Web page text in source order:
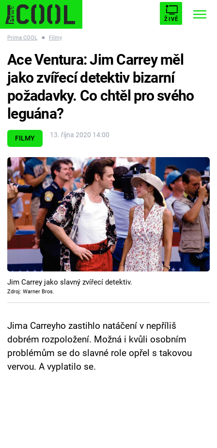
ŽIVĚ
ESCAPE PLNEJ KOTEL AVENGERS 5
Témata
Filmy
Seriály
Hry
Cool Esport
Pořady
Sledujte prima+
Přihlášení
Sledujte nás
Prima COOL ■ Filmy
FILMY 13. října 2020 14:00
Ace Ventura: Jim Carrey měl
jako zvířecí detektiv bizarní
požadavky. Co chtěl pro svého
leguána?
Jim Carrey jako slavný zvířecí detektiv.
Zdroj: Warner Bros.
Jima Carreyho zastihlo natáčení v nepříliš
dobrém rozpoložení. Možná i kvůli osobním
problémům se do slavné role opřel s takovou
vervou. A vyplatilo se.